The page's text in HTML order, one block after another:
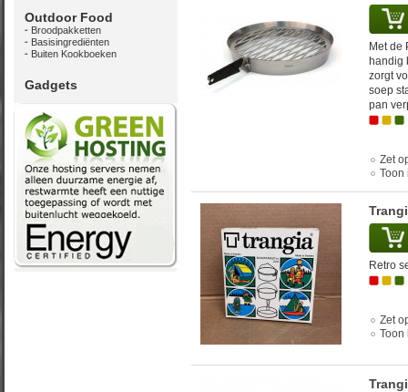
Outdoor Food
Broodpakketten
Basisingrediënten
Buiten Kookboeken
Gadgets
Met de
handig
zorgt
soep
pan
Zet
Toon
Retro
Zet
Toon